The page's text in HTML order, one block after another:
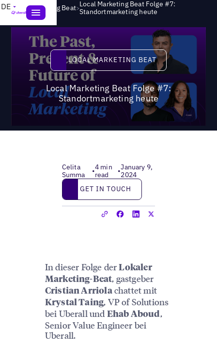
DE Local Marketing Beat>Local Marketing Beat Folge #7:
Standortmarketing heute
Local Marketing Beat
LOCAL MARKETING BEAT
Local Marketing Beat Folge #7:
Standortmarketing heute
Celita
Summa
•4 min
read
•January 9,
2024
Get in touch
GET IN TOUCH
In dieser Folge derLokaler
Marketing-Beat, gastgeber
Cristian Arriolachattet mit
Krystal Taing, VP of Solutions
bei Uberall und Ehab Aboud,
Senior Value Engineer bei
Uberall.